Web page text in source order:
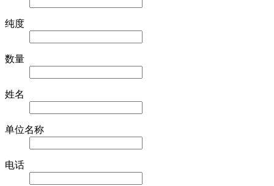
纯度
数量
姓名
单位名称
电话